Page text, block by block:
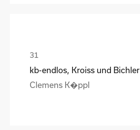
kb-endlos, Kroiss und Bichler
Clemens K�ppl